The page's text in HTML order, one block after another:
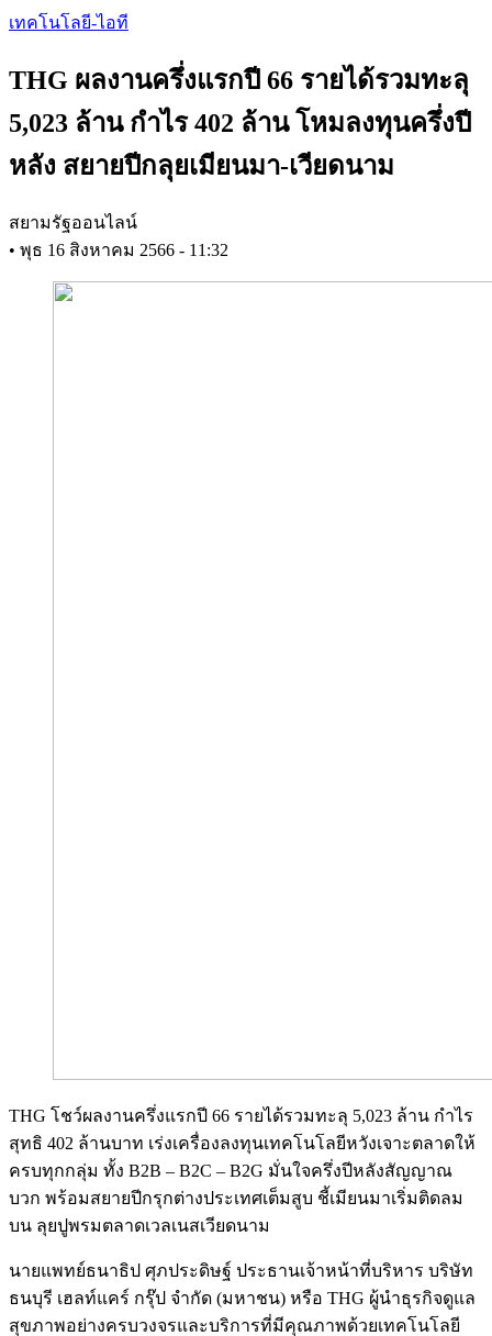
Skip
content
เทคโนโลยี-ไอที
THG ผลงานครึ่งแรกปี 66 รายได้รวมทะลุ
5,023 ล้าน กำไร 402 ล้าน โหมลงทุนครึ่งปี
หลัง สยายปีกลุยเมียนมา-เวียดนาม
สยามรัฐออนไลน์
• พุธ 16 สิงหาคม 2566 - 11:32
THG โชว์ผลงานครึ่งแรกปี 66 รายได้รวมทะลุ 5,023 ล้าน กำไร
สุทธิ 402 ล้านบาท เร่งเครื่องลงทุนเทคโนโลยีหวังเจาะตลาดให้
ครบทุกกลุ่ม ทั้ง B2B – B2C – B2G มั่นใจครึ่งปีหลังสัญญาณ
บวก พร้อมสยายปีกรุกต่างประเทศเต็มสูบ ชี้เมียนมาเริ่มติดลม
บน ลุยปูพรมตลาดเวลเนสเวียดนาม
นายแพทย์ธนาธิป ศุภประดิษฐ์ ประธานเจ้าหน้าที่บริหาร บริษัท
ธนบุรี เฮลท์แคร์ กรุ๊ป จำกัด (มหาชน) หรือ THG ผู้นำธุรกิจดูแล
สุขภาพอย่างครบวงจรและบริการที่มีคุณภาพด้วยเทคโนโลยี